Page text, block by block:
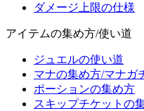
ダメージ上限の仕様
アイテムの集め方/使い道
ジュエルの使い道
マナの集め方/マナガ
ポーションの集め方
スキップチケットの